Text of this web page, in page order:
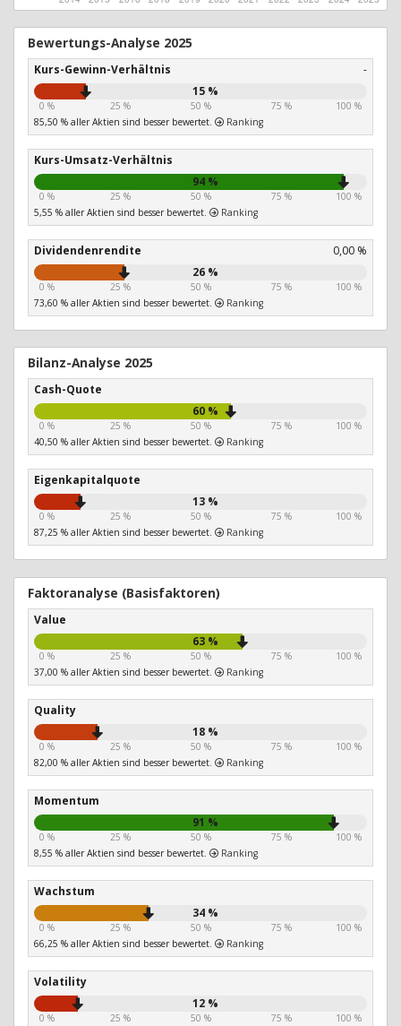
Bewertungs-Analyse 2025
Kurs-Gewinn-Verhältnis
-
15 %
0 % 25 % 50 % 75 %
100 %
85,50 % aller Aktien sind besser bewertet.
Ranking
Kurs-Umsatz-Verhältnis
94 %
0 % 25 % 50 % 75 %
100 %
5,55 % aller Aktien sind besser bewertet.
Ranking
Dividendenrendite
0,00 %
26 %
0 % 25 % 50 % 75 %
100 %
73,60 % aller Aktien sind besser bewertet.
Ranking
Bilanz-Analyse 2025
Cash-Quote
60 %
0 % 25 % 50 % 75 %
100 %
40,50 % aller Aktien sind besser bewertet.
Ranking
Eigenkapitalquote
13 %
0 % 25 % 50 % 75 %
100 %
87,25 % aller Aktien sind besser bewertet.
Ranking
Faktoranalyse (Basisfaktoren)
Value
63 %
0 % 25 % 50 % 75 %
100 %
37,00 % aller Aktien sind besser bewertet.
Ranking
Quality
18 %
0 % 25 % 50 % 75 %
100 %
82,00 % aller Aktien sind besser bewertet.
Ranking
Momentum
91 %
0 % 25 % 50 % 75 %
100 %
8,55 % aller Aktien sind besser bewertet.
Ranking
Wachstum
34 %
0 % 25 % 50 % 75 %
100 %
66,25 % aller Aktien sind besser bewertet.
Ranking
Volatility
12 %
0 % 25 % 50 % 75 %
100 %